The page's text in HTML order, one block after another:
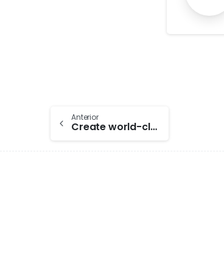
Anterior
Create world-class with pixfort products